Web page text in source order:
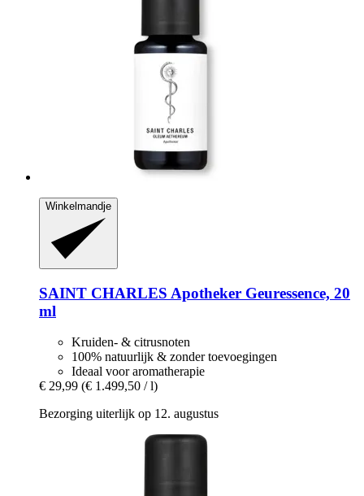
Winkelmandje
SAINT CHARLES Apotheker Geuressence, 20
ml
Kruiden- & citrusnoten
100% natuurlijk & zonder toevoegingen
Ideaal voor aromatherapie
€ 29,99 (€ 1.499,50 / l)
Bezorging uiterlijk op 12. augustus